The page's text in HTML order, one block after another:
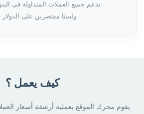
ندعم جميع العملات المتداولة فى
ولسنا مقتصرين على
كيف يعمل ؟
يقوم محرك الموقع بعملية أرشفة أسعار